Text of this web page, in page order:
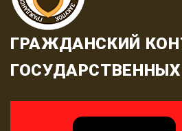
ГРАЖДАНСКИЙ